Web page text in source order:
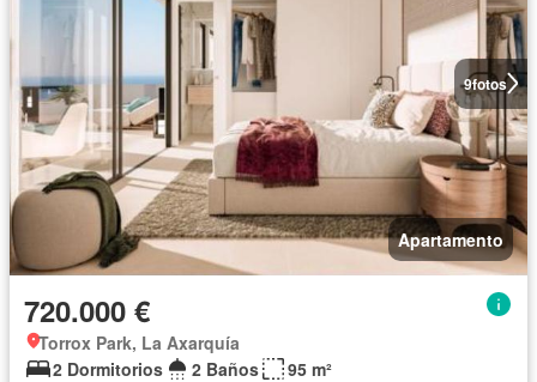
9fotos
Apartamento
720.000 €
Torrox Park, La Axarquía
2 Dormitorios
2 Baños
95 m²